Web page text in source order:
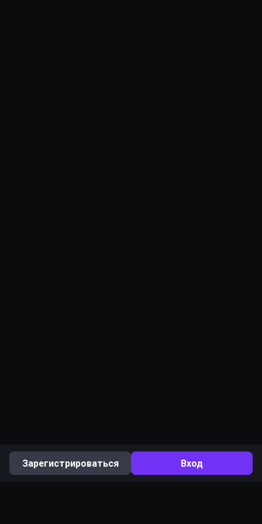
Зарегистрироваться Вход